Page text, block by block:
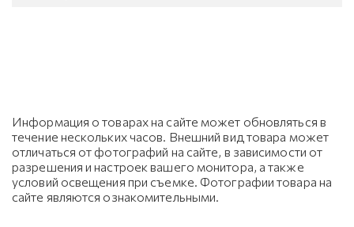
Информация о товарах на сайте может обновляться в
течение нескольких часов. Внешний вид товара может
отличаться от фотографий на сайте, в зависимости от
разрешения и настроек вашего монитора, а также
условий освещения при съемке. Фотографии товара на
сайте являются ознакомительными.